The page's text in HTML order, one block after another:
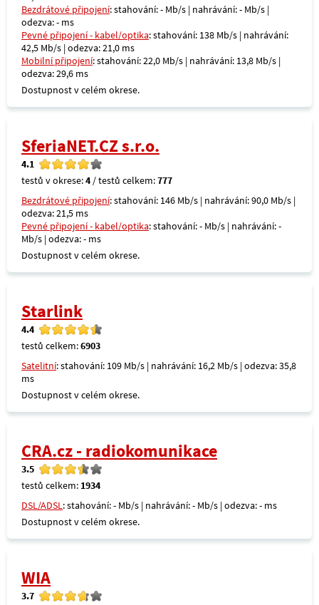
Bezdrátové připojení: stahování: - Mb/s | nahrávání: - Mb/s |
odezva: - ms
Pevné připojení - kabel/optika: stahování: 138 Mb/s | nahrávání:
42,5 Mb/s | odezva: 21,0 ms
Mobilní připojení: stahování: 22,0 Mb/s | nahrávání: 13,8 Mb/s |
odezva: 29,6 ms
Dostupnost v celém okrese.
SferiaNET.CZ s.r.o.
4.1
testů v okrese:4 / testů celkem:777
Bezdrátové připojení: stahování: 146 Mb/s | nahrávání: 90,0 Mb/s |
odezva: 21,5 ms
Pevné připojení - kabel/optika: stahování: - Mb/s | nahrávání: -
Mb/s | odezva: - ms
Dostupnost v celém okrese.
Starlink
4.4
testů celkem:6903
Satelitní: stahování: 109 Mb/s | nahrávání: 16,2 Mb/s | odezva: 35,8
ms
Dostupnost v celém okrese.
CRA.cz - radiokomunikace
3.5
testů celkem: 1934
DSL/ADSL: stahování: - Mb/s | nahrávání: - Mb/s | odezva: - ms
Dostupnost v celém okrese.
WIA
3.7